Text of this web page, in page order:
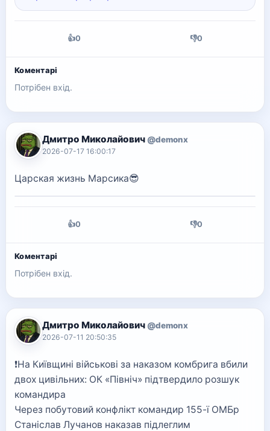
👍0 👎0
Коментарі
Потрібен вхід.
Дмитро Миколайович @demonx
2026-07-17 16:00:17
Царская жизнь Марсика😎
👍0 👎0
Коментарі
Потрібен вхід.
Дмитро Миколайович @demonx
2026-07-11 20:50:35
❗️На Київщині військові за наказом комбрига вбили
двох цивільних: ОК «Північ» підтвердило розшук
командира
Через побутовий конфлікт командир 155-ї ОМБр
Станіслав Лучанов наказав підлеглим